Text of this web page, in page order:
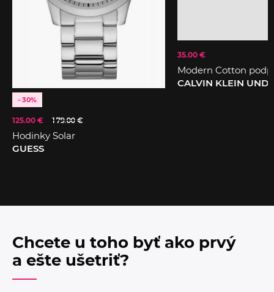
- 30%
125.00 € 179.00 €
Hodinky Solar
GUESS
35.00 €
Modern Cotton
CALVIN KLEIN
Chcete u toho byť ako prvý
a ešte ušetriť?